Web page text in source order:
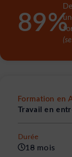
89%
Formation en
Travail en
Durée
18 mois